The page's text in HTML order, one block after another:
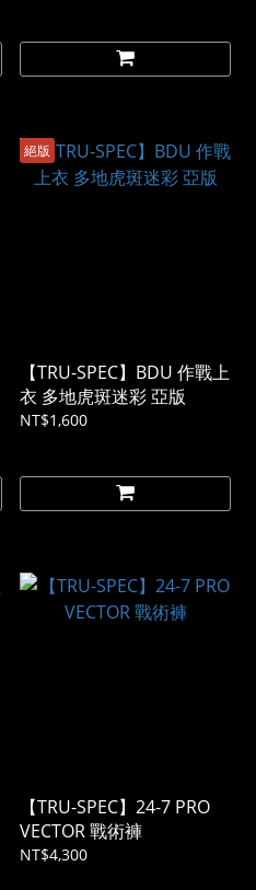
絕版
【TRU-SPEC】BDU 作戰上
衣 多地虎斑迷彩 亞版
NT$1,600
【TRU-SPEC】24-7 PRO
VECTOR 戰術褲
NT$4,300